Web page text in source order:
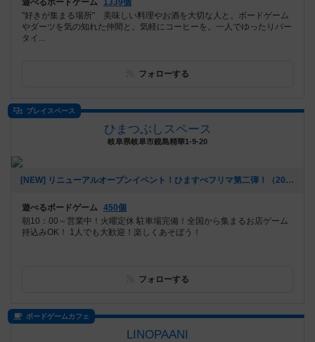
遊べるボードゲーム
1339個
"好きが集まる場所" 美味しい料理やお酒を大切な人と。ボードゲーム
やダーツを気の知れた仲間と。気軽にコーヒーを。一人でゆったりバー
タイ...
フォローする
プレイスペース
ひまつぶしスペース
岐阜県岐阜市鏡島精華1-9-20
[NEW] リニューアルオープンイベント！ひますぺフリマ第二弾！（2022年11月18日 17時24分）
遊べるボードゲーム 450個
朝10：00～営業中！火曜定休 駐車場完備！全国から集まるお店ゲーム
持込みOK！ 1人でも大歓迎！楽しくあそぼう！
フォローする
ボードゲームカフェ
LINOPAANI